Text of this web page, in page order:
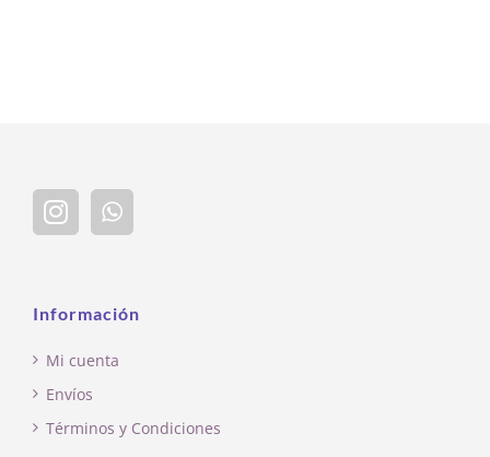
Información
Mi cuenta
Envíos
Términos y Condiciones